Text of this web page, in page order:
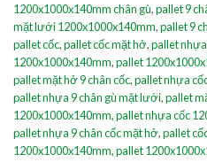
1200x1000x140mm chân gù,pallet 9
mặt lưới 1200x1000x140mm,pallet 9
pallet cốc,pallet cốc mặt hở,pallet
1200x1000x140mm,pallet
pallet mặt hở 9 chân cốc,pallet nhựa
pallet nhựa 9 chân gù mặt lưới,pallet
1200x1000x140mm,pallet nhựa cốc
pallet nhựa 9 chân cốc mặt hở,pallet
1200x1000x140mm,pallet